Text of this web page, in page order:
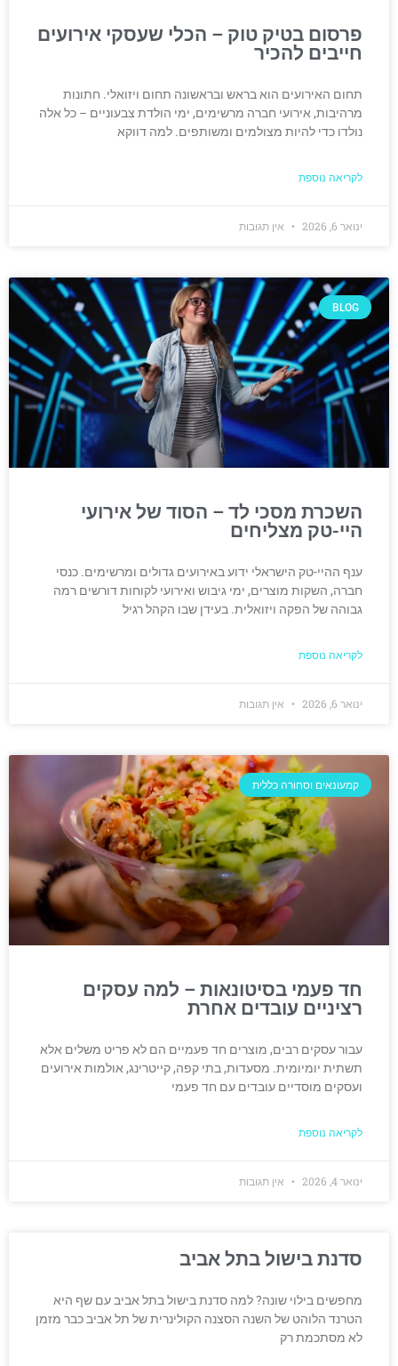
פרסום בטיק טוק – הכלי שעסקי אירועים
חייבים להכיר
תחום האירועים הוא בראש ובראשונה תחום ויזואלי. חתונות
מרהיבות, אירועי חברה מרשימים, ימי הולדת צבעוניים – כל אלה
נולדו כדי להיות מצולמים ומשותפים. למה דווקא
לקריאה נוספת
ינואר 6, 2026 אין תגובות
BLOG
השכרת מסכי לד – הסוד של אירועי
היי-טק מצליחים
ענף ההיי-טק הישראלי ידוע באירועים גדולים ומרשימים. כנסי
חברה, השקות מוצרים, ימי גיבוש ואירועי לקוחות דורשים רמה
גבוהה של הפקה ויזואלית. בעידן שבו הקהל רגיל
לקריאה נוספת
ינואר 6, 2026 אין תגובות
קמעונאים וסחורה כללית
חד פעמי בסיטונאות – למה עסקים
רציניים עובדים אחרת
עבור עסקים רבים, מוצרים חד פעמיים הם לא פריט משלים אלא
תשתית יומיומית. מסעדות, בתי קפה, קייטרינג, אולמות אירועים
ועסקים מוסדיים עובדים עם חד פעמי
לקריאה נוספת
ינואר 4, 2026 אין תגובות
סדנת בישול בתל אביב
מחפשים בילוי שונה? למה סדנת בישול בתל אביב עם שף היא
הטרנד הלוהט של השנה הסצנה הקולינרית של תל אביב כבר מזמן
לא מסתכמת רק